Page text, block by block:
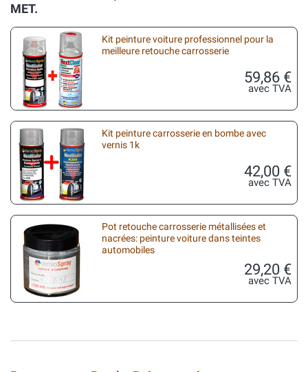
MET.
Kit peinture voiture professionnel pour la
meilleure retouche carrosserie
59,86 €
avec TVA
Kit peinture carrosserie en bombe avec
vernis 1k
42,00 €
avec TVA
Pot retouche carrosserie métallisées et
nacrées: peinture voiture dans teintes
automobiles
29,20 €
avec TVA